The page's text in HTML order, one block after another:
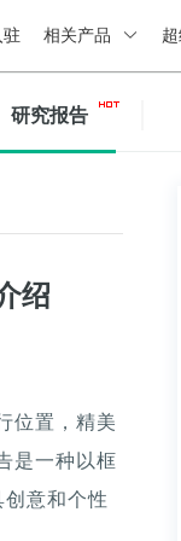
驻 相关产品
研究报告
绍
位置，精美
是一种以框
意和个性